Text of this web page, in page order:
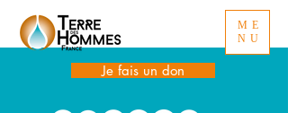
ME
NU
Je fais un don